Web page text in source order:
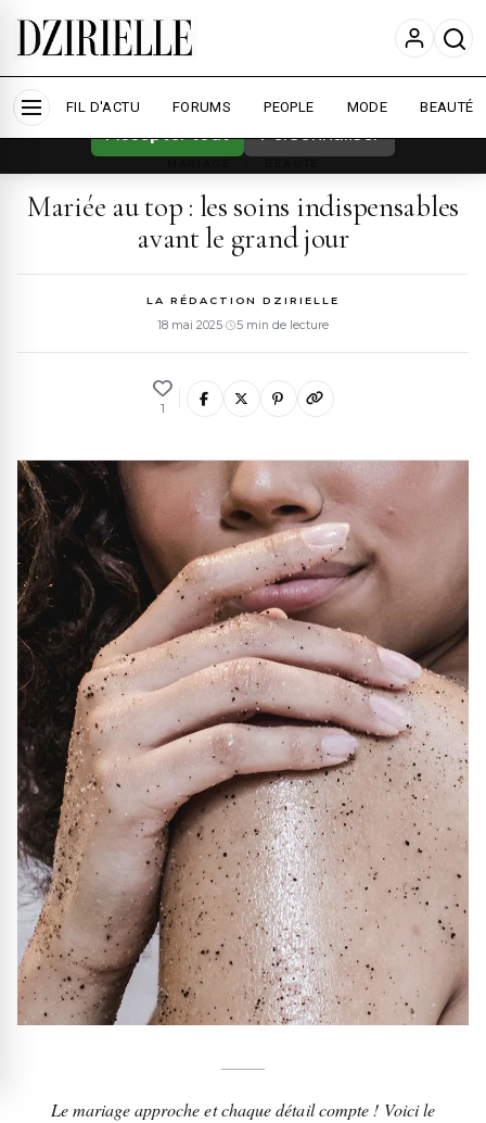
Nous utilisons des cookies pour améliorer
votre expérience et mesurer l'audience. En
Accepter tout Personnaliser
FIL D'ACTU FORUMS PEOPLE MODE BEAUTÉ
Mariée au top : les soins indispensables
avant le grand jour
LA RÉDACTION DZIRIELLE
18 mai 2025· 5 min de lecture
1
Le mariage approche et chaque détail compte ! Voici le